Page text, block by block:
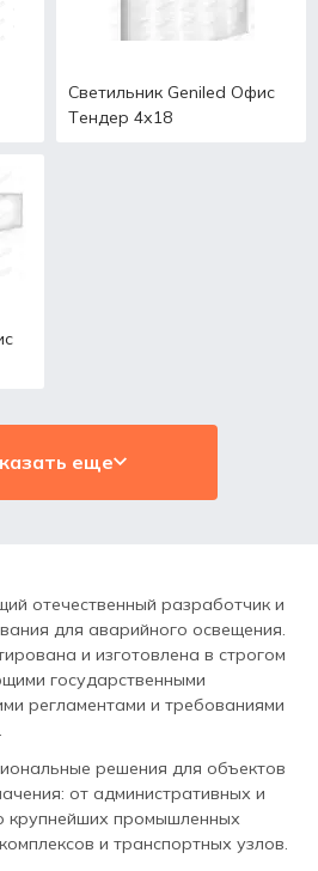
Светильник Geniled Офис
Тендер 4х18
еще
отечественный разработчик и
для аварийного освещения.
и изготовлена в строгом
государственными
регламентами и требованиями
решения для объектов
от административных и
крупнейших промышленных
и транспортных узлов.